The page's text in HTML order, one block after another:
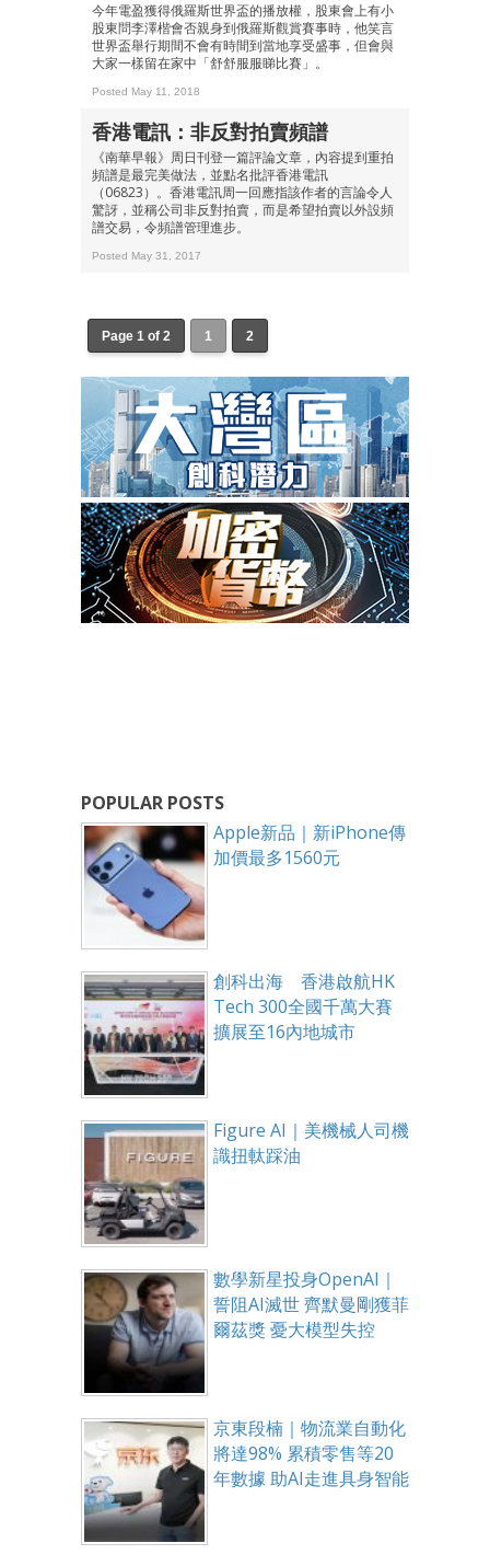
今年電盈獲得俄羅斯世界盃的播放權，股東會上有小
股東問李澤楷會否親身到俄羅斯觀賞賽事時，他笑言
世界盃舉行期間不會有時間到當地享受盛事，但會與
大家一樣留在家中「舒舒服服睇比賽」。
Posted May 11, 2018
香港電訊：非反對拍賣頻譜
《南華早報》周日刊登一篇評論文章，內容提到重拍
頻譜是最完美做法，並點名批評香港電訊
（06823）。香港電訊周一回應指該作者的言論令人
驚訝，並稱公司非反對拍賣，而是希望拍賣以外設頻
譜交易，令頻譜管理進步。
Posted May 31, 2017
Page 1 of 2 1 2
POPULAR POSTS
Apple新品｜新iPhone傳
加價最多1560元
創科出海 香港啟航HK
Tech 300全國千萬大賽
擴展至16內地城市
Figure AI｜美機械人司機
識扭軚踩油
數學新星投身OpenAI｜
誓阻AI滅世 齊默曼剛獲菲
爾茲獎 憂大模型失控
京東段楠｜物流業自動化
將達98% 累積零售等20
年數據 助AI走進具身智能